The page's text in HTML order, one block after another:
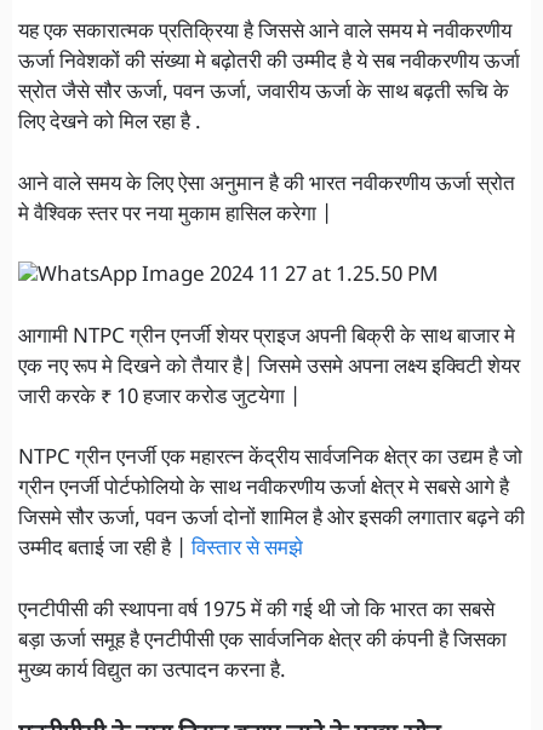
यह एक सकारात्मक प्रतिक्रिया है जिससे आने वाले समय मे नवीकरणीय
ऊर्जा निवेशकों की संख्या मे बढ़ोतरी की उम्मीद है ये सब नवीकरणीय ऊर्जा
स्रोत जैसे सौर ऊर्जा, पवन ऊर्जा, जवारीय ऊर्जा के साथ बढ़ती रूचि के
लिए देखने को मिल रहा है .
आने वाले समय के लिए ऐसा अनुमान है की भारत नवीकरणीय ऊर्जा स्रोत
मे वैश्विक स्तर पर नया मुकाम हासिल करेगा |
आगामी NTPC ग्रीन एनर्जी शेयर प्राइज अपनी बिक्री के साथ बाजार मे
एक नए रूप मे दिखने को तैयार है| जिसमे उसमे अपना लक्ष्य इक्विटी शेयर
जारी करके ₹ 10 हजार करोड जुटयेगा |
NTPC ग्रीन एनर्जी एक महारत्न केंद्रीय सार्वजनिक क्षेत्र का उद्यम है जो
ग्रीन एनर्जी पोर्टफोलियो के साथ नवीकरणीय ऊर्जा क्षेत्र मे सबसे आगे है
जिसमे सौर ऊर्जा, पवन ऊर्जा दोनों शामिल है ओर इसकी लगातार बढ़ने की
उम्मीद बताई जा रही है |विस्तार से समझे
एनटीपीसी की स्थापना वर्ष 1975 में की गई थी जो कि भारत का सबसे
बड़ा ऊर्जा समूह है एनटीपीसी एक सार्वजनिक क्षेत्र की कंपनी है जिसका
मुख्य कार्य विद्युत का उत्पादन करना है.